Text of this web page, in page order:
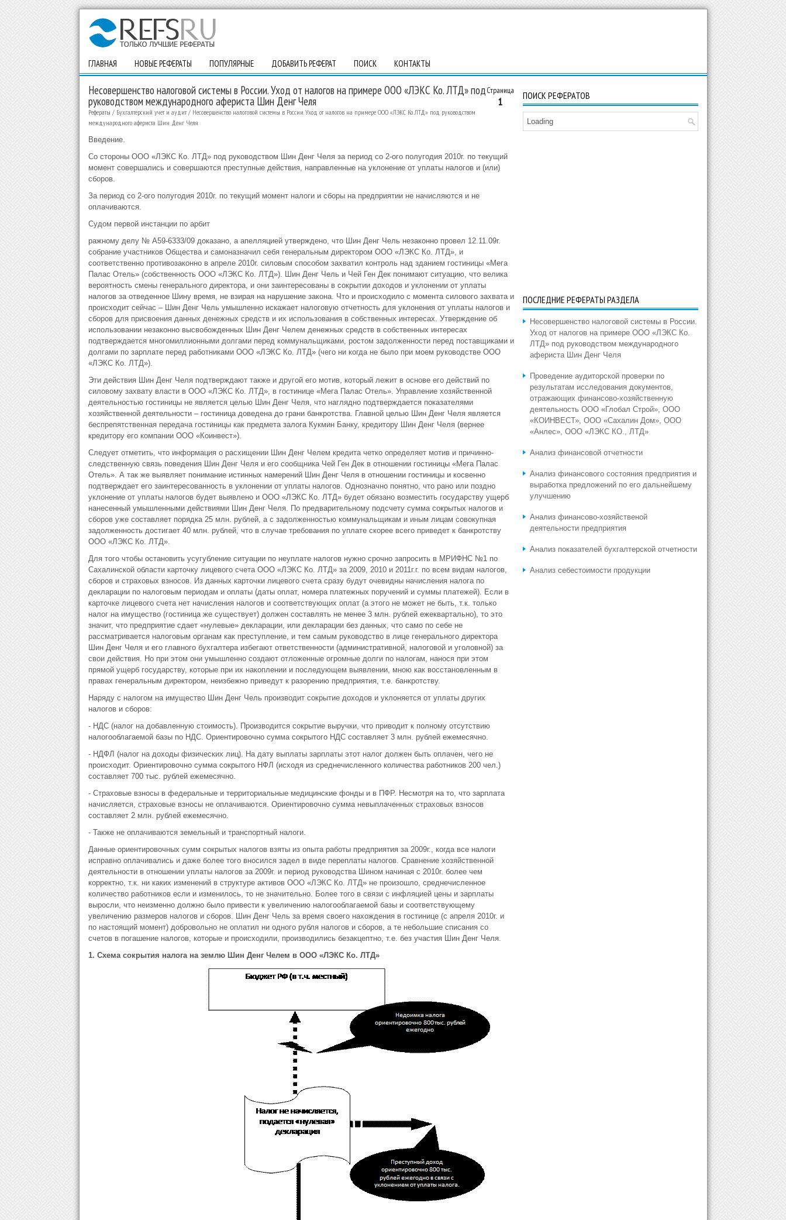
ГЛАВНАЯ НОВЫЕ РЕФЕРАТЫ ПОПУЛЯРНЫЕ ДОБАВИТЬ РЕФЕРАТ ПОИСК КОНТАКТЫ
Страница
1
Несовершенство налоговой системы в России. Уход от налогов на примере ООО «ЛЭКС Ко. ЛТД» под
руководством международного афериста Шин Денг Челя
Рефераты / Бухгалтерский учет и аудит/ Несовершенство налоговой системы в России. Уход от налогов на примере ООО «ЛЭКС Ко. ЛТД» под руководством
международного афериста Шин Денг Челя
Введение.
Со стороны ООО «ЛЭКС Ко. ЛТД» под руководством Шин Денг Челя за период со 2-ого полугодия 2010г. по текущий
момент совершались и совершаются преступные действия, направленные на уклонение от уплаты налогов и (или)
сборов.
За период со 2-ого полугодия 2010г. по текущий момент налоги и сборы на предприятии не начисляются и не
оплачиваются.
Судом первой инстанции по арбит
ражному делу № А59-6333/09 доказано, а апелляцией утверждено, что Шин Денг Чель незаконно провел 12.11.09г.
собрание участников Общества и самоназначил себя генеральным директором ООО «ЛЭКС Ко. ЛТД», и
соответственно противозаконно в апреле 2010г. силовым способом захватил контроль над зданием гостиницы «Мега
Палас Отель» (собственность ООО «ЛЭКС Ко. ЛТД»). Шин Денг Чель и Чей Ген Дек понимают ситуацию, что велика
вероятность смены генерального директора, и они заинтересованы в сокрытии доходов и уклонении от уплаты
налогов за отведенное Шину время, не взирая на нарушение закона. Что и происходило с момента силового захвата и
происходит сейчас – Шин Денг Чель умышленно искажает налоговую отчетность для уклонения от уплаты налогов и
сборов для присвоения данных денежных средств и их использования в собственных интересах. Утверждение об
использовании незаконно высвобожденных Шин Денг Челем денежных средств в собственных интересах
подтверждается многомиллионными долгами перед коммунальщиками, ростом задолженности перед поставщиками и
долгами по зарплате перед работниками ООО «ЛЭКС Ко. ЛТД» (чего ни когда не было при моем руководстве ООО
«ЛЭКС Ко. ЛТД»).
Эти действия Шин Денг Челя подтверждают также и другой его мотив, который лежит в основе его действий по
силовому захвату власти в ООО «ЛЭКС Ко. ЛТД», в гостинице «Мега Палас Отель». Управление хозяйственной
деятельностью гостиницы не является целью Шин Денг Челя, что наглядно подтверждается показателями
хозяйственной деятельности – гостиница доведена до грани банкротства. Главной целью Шин Денг Челя является
беспрепятственная передача гостиницы как предмета залога Кукмин Банку, кредитору Шин Денг Челя (вернее
кредитору его компании ООО «Коинвест»).
Следует отметить, что информация о расхищении Шин Денг Челем кредита четко определяет мотив и причинно-
следственную связь поведения Шин Денг Челя и его сообщника Чей Ген Дек в отношении гостиницы «Мега Палас
Отель». А так же выявляет понимание истинных намерений Шин Денг Челя в отношении гостиницы и косвенно
подтверждает его заинтересованность в уклонении от уплаты налогов. Однозначно понятно, что рано или поздно
уклонение от уплаты налогов будет выявлено и ООО «ЛЭКС Ко. ЛТД» будет обязано возместить государству ущерб
нанесенный умышленными действиями Шин Денг Челя. По предварительному подсчету сумма сокрытых налогов и
сборов уже составляет порядка 25 млн. рублей, а с задолженностью коммунальщикам и иным лицам совокупная
задолженность достигает 40 млн. рублей, что в случае требования по уплате скорее всего приведет к банкротству
ООО «ЛЭКС Ко. ЛТД».
Для того чтобы остановить усугубление ситуации по неуплате налогов нужно срочно запросить в МРИФНС №1 по
Сахалинской области карточку лицевого счета ООО «ЛЭКС Ко. ЛТД» за 2009, 2010 и 2011г.г. по всем видам налогов,
сборов и страховых взносов. Из данных карточки лицевого счета сразу будут очевидны начисления налога по
декларации по налоговым периодам и оплаты (даты оплат, номера платежных поручений и суммы платежей). Если в
карточке лицевого счета нет начисления налогов и соответствующих оплат (а этого не может не быть, т.к. только
налог на имущество (гостиница же существует) должен составлять не менее 3 млн. рублей ежеквартально), то это
значит, что предприятие сдает «нулевые» декларации, или декларации без данных, что само по себе не
рассматривается налоговым органам как преступление, и тем самым руководство в лице генерального директора
Шин Денг Челя и его главного бухгалтера избегают ответственности (административной, налоговой и уголовной) за
свои действия. Но при этом они умышленно создают отложенные огромные долги по налогам, нанося при этом
прямой ущерб государству, которые при их накоплении и последующем выявлении, мною как восстановленным в
правах генеральным директором, неизбежно приведут к разорению предприятия, т.е. банкротству.
Наряду с налогом на имущество Шин Денг Чель производит сокрытие доходов и уклоняется от уплаты других
налогов и сборов:
- НДС (налог на добавленную стоимость). Производится сокрытие выручки, что приводит к полному отсутствию
налогооблагаемой базы по НДС. Ориентировочно сумма сокрытого НДС составляет 3 млн. рублей ежемесячно.
- НДФЛ (налог на доходы физических лиц). На дату выплаты зарплаты этот налог должен быть оплачен, чего не
происходит. Ориентировочно сумма сокрытого НФЛ (исходя из среднечисленного количества работников 200 чел.)
составляет 700 тыс. рублей ежемесячно.
- Страховые взносы в федеральные и территориальные медицинские фонды и в ПФР. Несмотря на то, что зарплата
начисляется, страховые взносы не оплачиваются. Ориентировочно сумма невыплаченных страховых взносов
составляет 2 млн. рублей ежемесячно.
- Также не оплачиваются земельный и транспортный налоги.
Данные ориентировочных сумм сокрытых налогов взяты из опыта работы предприятия за 2009г., когда все налоги
исправно оплачивались и даже более того вносился задел в виде переплаты налогов. Сравнение хозяйственной
деятельности в отношении уплаты налогов за 2009г. и период руководства Шином начиная с 2010г. более чем
корректно, т.к. ни каких изменений в структуре активов ООО «ЛЭКС Ко. ЛТД» не произошло, среднечисленное
количество работников если и изменилось, то не значительно. Более того в связи с инфляцией цены и зарплаты
выросли, что неизменно должно было привести к увеличению налогооблагаемой базы и соответствующему
увеличению размеров налогов и сборов. Шин Денг Чель за время своего нахождения в гостинице (с апреля 2010г. и
по настоящий момент) добровольно не оплатил ни одного рубля налогов и сборов, а те небольшие списания со
счетов в погашение налогов, которые и происходили, производились безакцептно, т.е. без участия Шин Денг Челя.
1. Схема сокрытия налога на землю Шин Денг Челем в ООО «ЛЭКС Ко. ЛТД»
ПОИСК РЕФЕРАТОВ
Loading
ПОСЛЕДНИЕ РЕФЕРАТЫ РАЗДЕЛА
Несовершенство налоговой системы в России.
Уход от налогов на примере ООО «ЛЭКС Ко.
ЛТД» под руководством международного
афериста Шин Денг Челя
Проведение аудиторской проверки по
результатам исследования документов,
отражающих финансово-хозяйственную
деятельность ООО «Глобал Строй», ООО
«КОИНВЕСТ», ООО «Сахалин Дом», ООО
«Анлес», ООО «ЛЭКС КО., ЛТД»
Анализ финансовой отчетности
Анализ финансового состояния предприятия и
выработка предложений по его дальнейшему
улучшению
Анализ финансово-хозяйственой
деятельности предприятия
Анализ показателей бухгалтерской отчетности
Анализ себестоимости продукции